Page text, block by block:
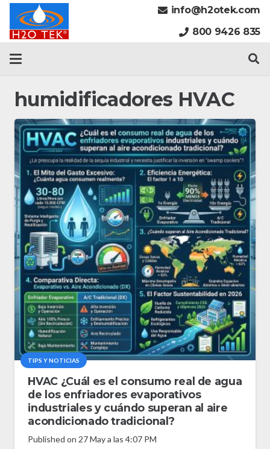
info@h2otek.com
800 9426 835
humidificadores HVAC
TIPS Y NOTICIAS
HVAC ¿Cuál es el consumo real de agua
de los enfriadores evaporativos
industriales y cuándo superan al aire
acondicionado tradicional?
Published on 27 May a las 4:07 PM